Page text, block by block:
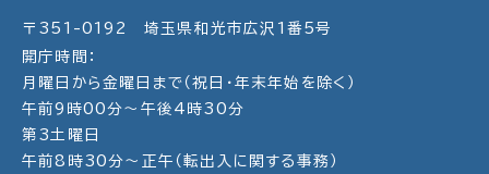
〒351-0192 埼玉県和光市広沢1番5号
開庁時間：
月曜日から金曜日まで（祝日・年末年始を除く）
午前9時00分～午後4時30分
第3土曜日
午前8時30分～正午（転出入に関する事務）